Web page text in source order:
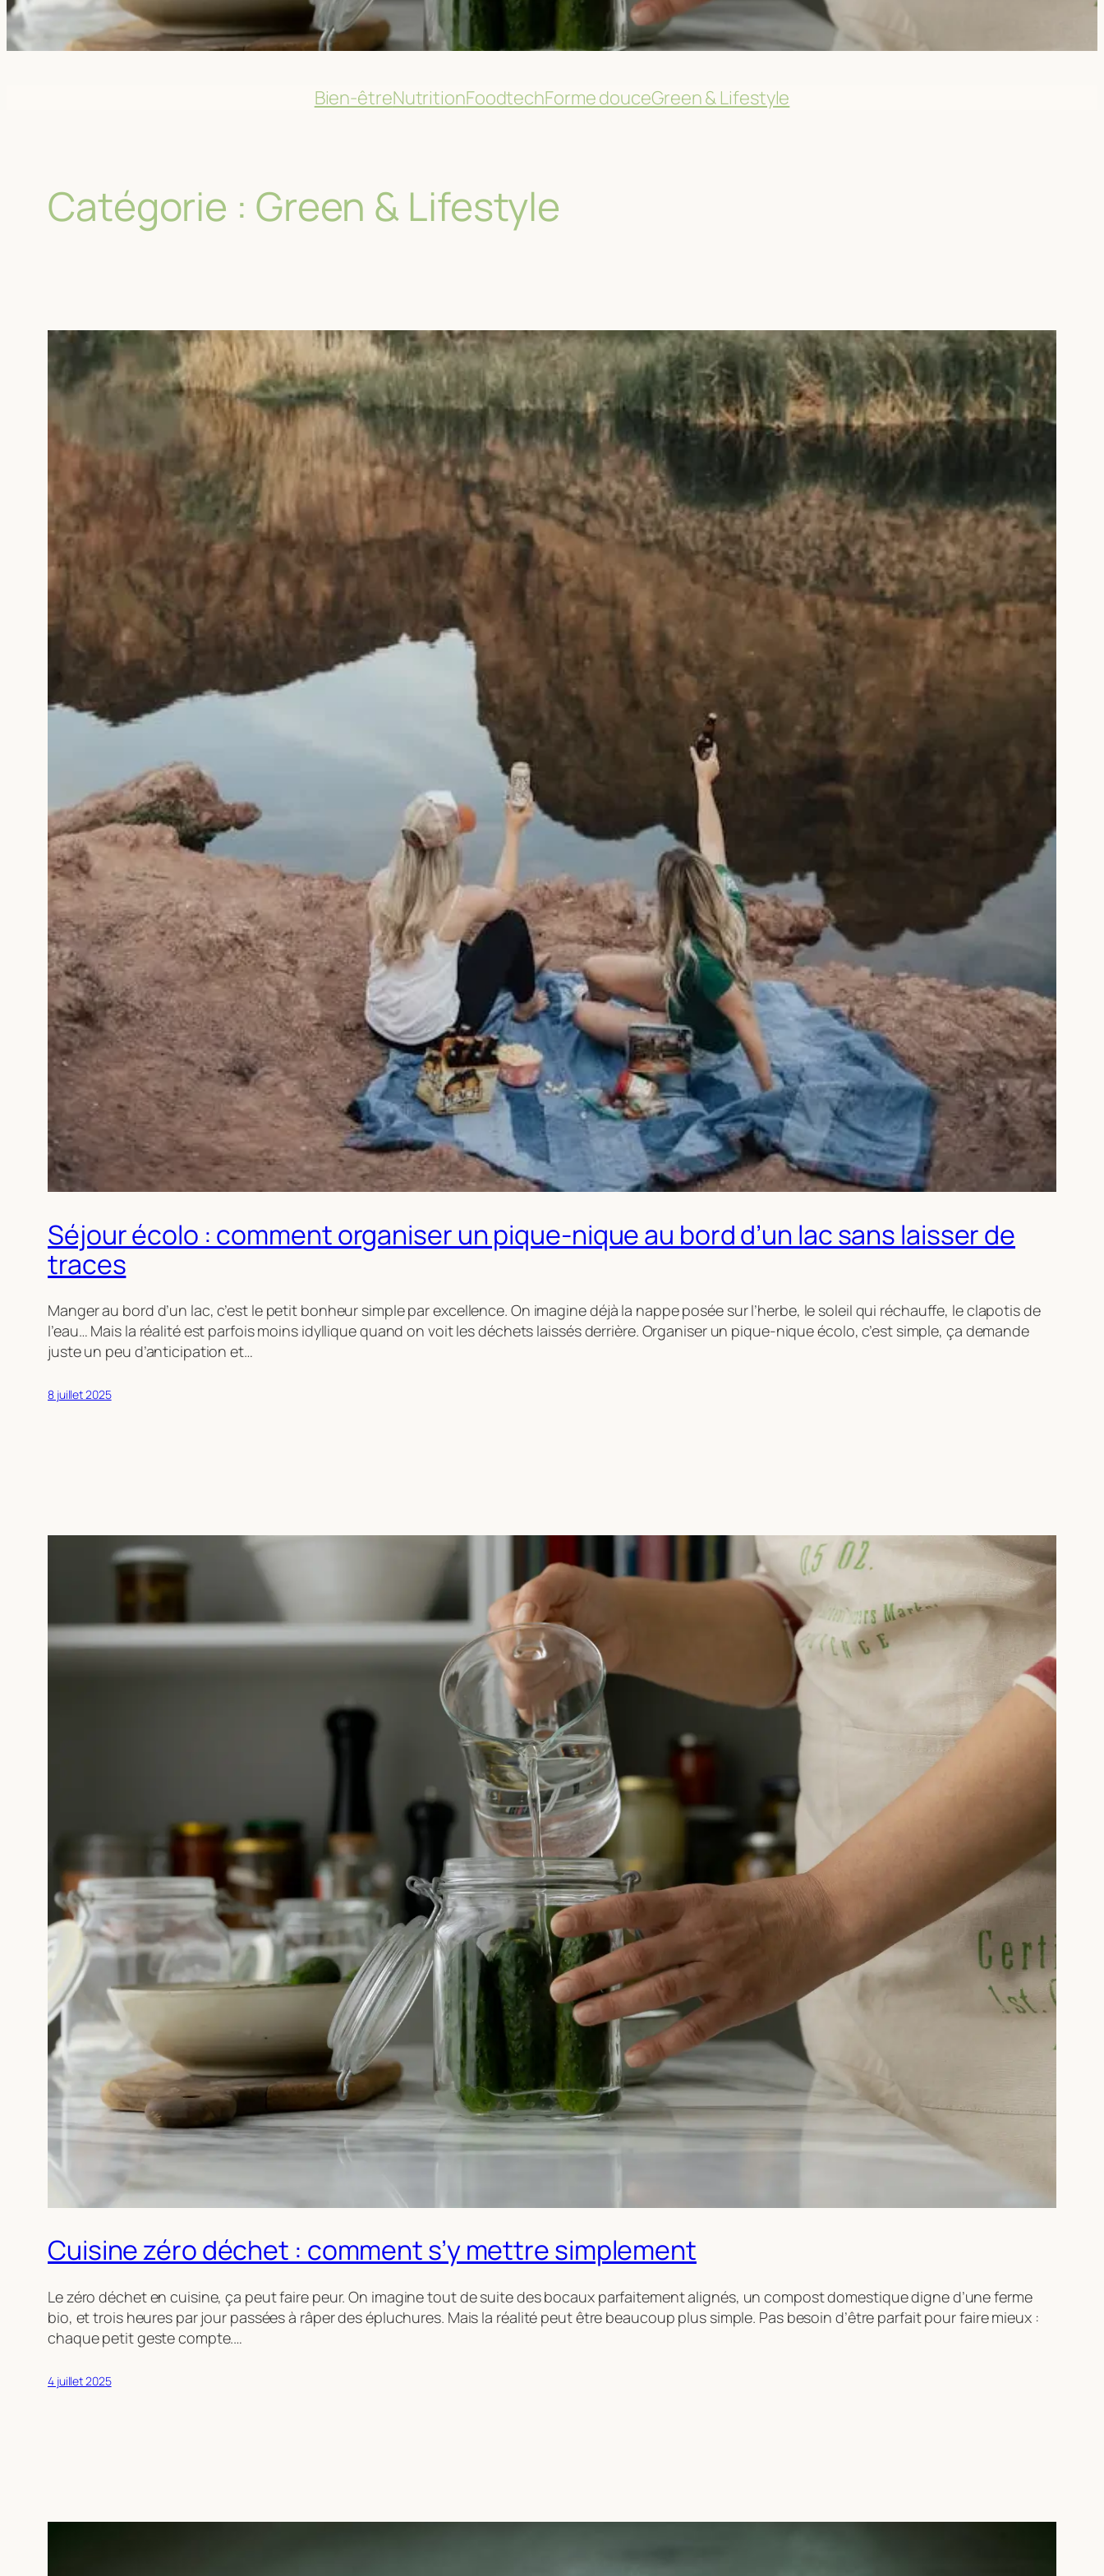
Bien-êtreNutritionFoodtechForme douceGreen & Lifestyle
Catégorie : Green & Lifestyle
Séjour écolo : comment organiser un pique-nique au bord d’un lac sans laisser de
traces
Manger au bord d’un lac, c’est le petit bonheur simple par excellence. On imagine déjà la nappe posée sur l’herbe, le soleil qui réchauffe, le clapotis de
l’eau… Mais la réalité est parfois moins idyllique quand on voit les déchets laissés derrière. Organiser un pique-nique écolo, c’est simple, ça demande
juste un peu d’anticipation et…
8 juillet 2025
Cuisine zéro déchet : comment s’y mettre simplement
Le zéro déchet en cuisine, ça peut faire peur. On imagine tout de suite des bocaux parfaitement alignés, un compost domestique digne d’une ferme
bio, et trois heures par jour passées à râper des épluchures. Mais la réalité peut être beaucoup plus simple. Pas besoin d’être parfait pour faire mieux :
chaque petit geste compte.…
4 juillet 2025